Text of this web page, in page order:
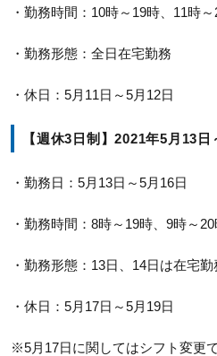
・勤務時間：10時～19時、11時
・勤務形態：全日在宅勤務
・休日：5月11日～5月12日
【週休3日制】2021年5月13日
・勤務日：5月13日～5月16日
・勤務時間：8時～19時、9時～
・勤務形態：13日、14日は在宅
・休日：5月17日～5月19日
※5月17日に関してはシフト変更